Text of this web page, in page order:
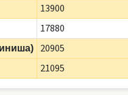
13900
17880
20905
21095